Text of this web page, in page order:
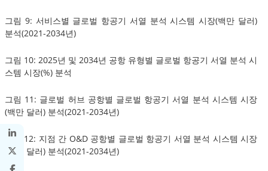
그림 9: 서비스별 글로벌 항공기 서열 분석 시스템 시장(백만 달러)
분석(2021-2034년)
그림 10: 2025년 및 2034년 공항 유형별 글로벌 항공기 서열 분석 시
스템 시장(%) 분석
그림 11: 글로벌 허브 공항별 글로벌 항공기 서열 분석 시스템 시장
(백만 달러) 분석(2021-2034년)
그림 12: 지점 간 O&D 공항별 글로벌 항공기 서열 분석 시스템 시장
(백만 달러) 분석(2021-2034년)